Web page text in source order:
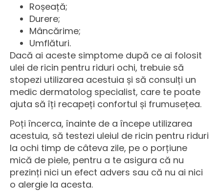
Roșeață;
Durere;
Mâncărime;
Umflături.
Dacă ai aceste simptome după ce ai folosit
ulei de ricin pentru riduri ochi, trebuie să
stopezi utilizarea acestuia și să consulți un
medic dermatolog specialist, care te poate
ajuta să îți recapeți confortul și frumusețea.
Poți încerca, înainte de a începe utilizarea
acestuia, să testezi uleiul de ricin pentru riduri
la ochi timp de câteva zile, pe o porțiune
mică de piele, pentru a te asigura că nu
prezinți nici un efect advers sau că nu ai nici
o alergie la acesta.